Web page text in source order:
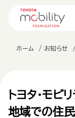
ホーム お知らせ
トヨタ・モビ
地域での住